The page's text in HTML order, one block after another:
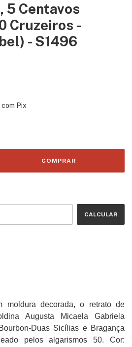
5 Centavos
Cruzeiros -
- S1496
Pix
CALCULAR
moldura decorada, o retrato de
Augusta Micaela Gabriela
Duas Sicílias e Bragança
pelos algarismos 50. Cor: